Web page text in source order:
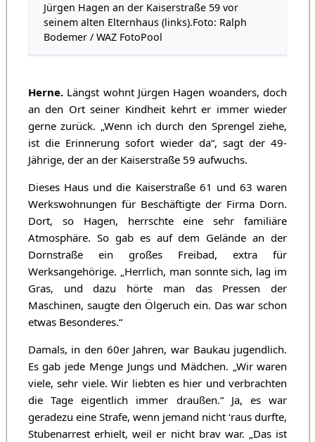
Jürgen Hagen an der Kaiserstraße 59 vor
seinem alten Elternhaus (links).Foto: Ralph
Bodemer / WAZ FotoPool
Herne.Längst wohnt Jürgen Hagen woanders, doch
an den Ort seiner Kindheit kehrt er immer wieder
gerne zurück. „Wenn ich durch den Sprengel ziehe,
ist die Erinnerung sofort wieder da“, sagt der 49-
Jährige, der an der Kaiserstraße 59 aufwuchs.
Dieses Haus und die Kaiserstraße 61 und 63 waren
Werkswohnungen für Beschäftigte der Firma Dorn.
Dort, so Hagen, herrschte eine sehr familiäre
Atmosphäre. So gab es auf dem Gelände an der
Dornstraße ein großes Freibad, extra für
Werksangehörige. „Herrlich, man sonnte sich, lag im
Gras, und dazu hörte man das Pressen der
Maschinen, saugte den Ölgeruch ein. Das war schon
etwas Besonderes.“
Damals, in den 60er Jahren, war Baukau jugendlich.
Es gab jede Menge Jungs und Mädchen. „Wir waren
viele, sehr viele. Wir liebten es hier und verbrachten
die Tage eigentlich immer draußen.“ Ja, es war
geradezu eine Strafe, wenn jemand nicht ‘raus durfte,
Stubenarrest erhielt, weil er nicht brav war. „Das ist